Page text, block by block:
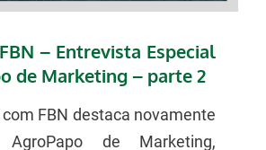
– Entrevista Especial
de Marketing – parte 2
FBN destaca novamente
de Marketing,